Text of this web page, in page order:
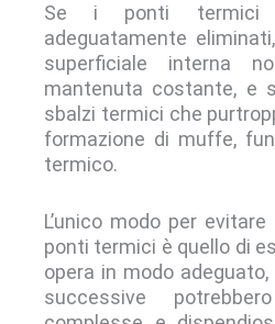
Se i ponti termici
adeguatamente
superficiale interna
mantenuta costante, e
sbalzi termici che
formazione di muffe,
termico.
L’unico modo per
ponti termici è quello di
opera in modo
successive